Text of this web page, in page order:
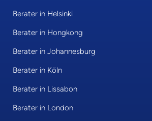
Berater in Helsinki
Berater in Hongkong
Berater in Johannesburg
Berater in Köln
Berater in Lissabon
Berater in London